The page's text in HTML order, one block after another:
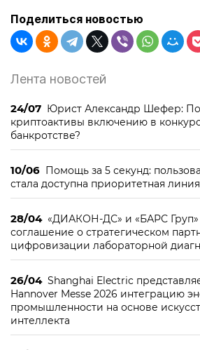
Поделиться новостью
Лента новостей
24/07 Юрист Александр Шефер:
криптоактивы включению в
банкротстве?
10/06 Помощь за 5 секунд:
стала доступна приоритетная
28/04 «ДИАКОН-ДС» и «БАРС Груп»
соглашение о стратегическом
цифровизации лабораторной
26/04 Shanghai Electric
Hannover Messe 2026 интеграцию
промышленности на основе
интеллекта